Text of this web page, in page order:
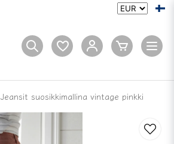
Jeansit suosikkimallina vintage pinkki